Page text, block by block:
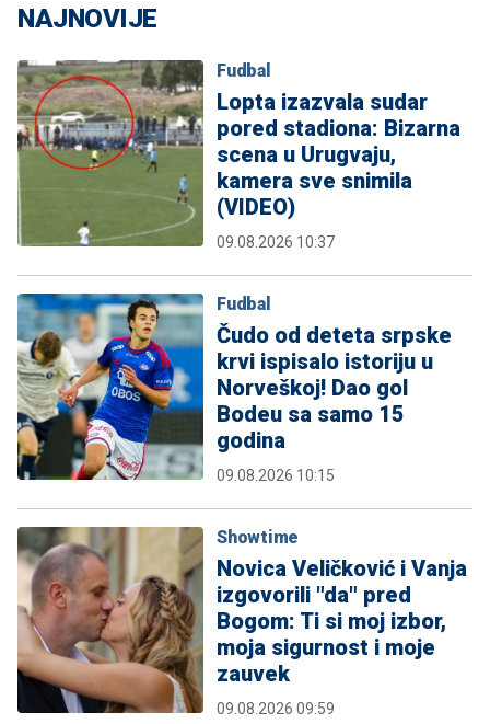
NAJNOVIJE
Fudbal
Lopta izazvala sudar
pored stadiona: Bizarna
scena u Urugvaju,
kamera sve snimila
(VIDEO)
09.08.2026 10:37
Fudbal
Čudo od deteta srpske
krvi ispisalo istoriju u
Norveškoj! Dao gol
Bodeu sa samo 15
godina
09.08.2026 10:15
Showtime
Novica Veličković i Vanja
izgovorili "da" pred
Bogom: Ti si moj izbor,
moja sigurnost i moje
zauvek
09.08.2026 09:59